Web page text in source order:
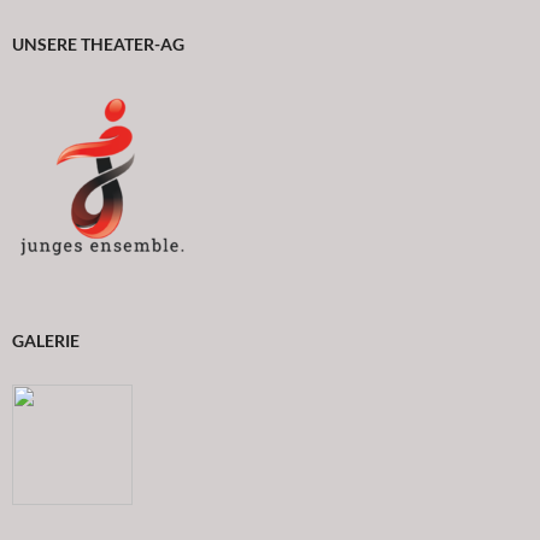
UNSERE THEATER-AG
GALERIE